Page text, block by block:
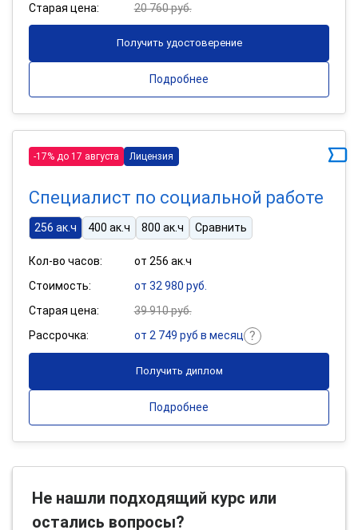
Старая цена:
20 760 руб.
Получить удостоверение
Подробнее
-17% до 17 августа Лицензия
Специалист по социальной работе
256 ак.ч 400 ак.ч 800 ак.ч Сравнить
Кол-во часов:
от 256 ак.ч
Стоимость:
от 32 980 руб.
Старая цена:
39 910 руб.
Рассрочка:
от 2 749 руб в месяц
Получить диплом
Подробнее
Не нашли подходящий курс или
остались вопросы?